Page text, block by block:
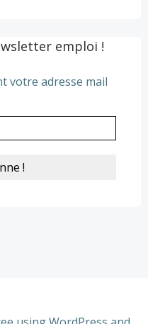
emploi !
votre adresse mail